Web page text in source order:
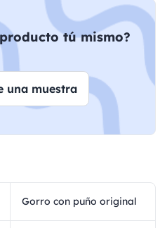
tú mismo?
una muestra
Gorro con puño original